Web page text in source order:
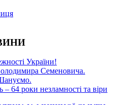
України!
Семеновича.
64 роки незламності та віри